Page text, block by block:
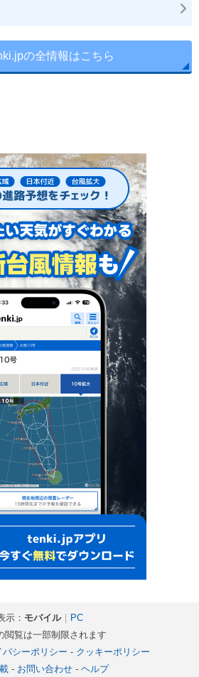
の全情報はこちら
示： モバイル｜ PC
閲覧は一部制限されます
バシーポリシー - クッキーポリシー
- お問い合わせ- ヘルプ